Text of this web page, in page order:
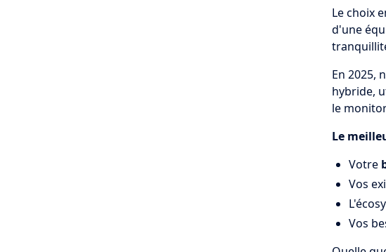
Le choix
d'une
En 2025,
hybride,
le
Le
Votre
Vos
Vos